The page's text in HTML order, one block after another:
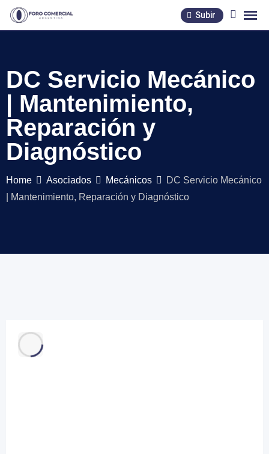
Skip
Subir
DC Servicio Mecánico
| Mantenimiento,
Reparación y
Diagnóstico
Home Asociados Mecánicos
DC Servicio Mecánico
| Mantenimiento, Reparación y Diagnóstico